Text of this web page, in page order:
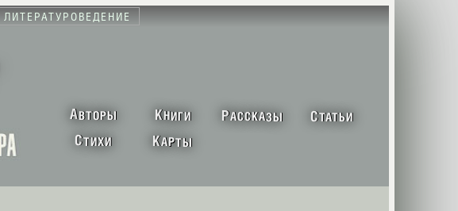
ЛИТЕРАТУРОВЕДЕНИЕ
АВТОРЫ КНИГИ РАССКАЗЫ СТАТЬИ
СТИХИ КАРТЫ